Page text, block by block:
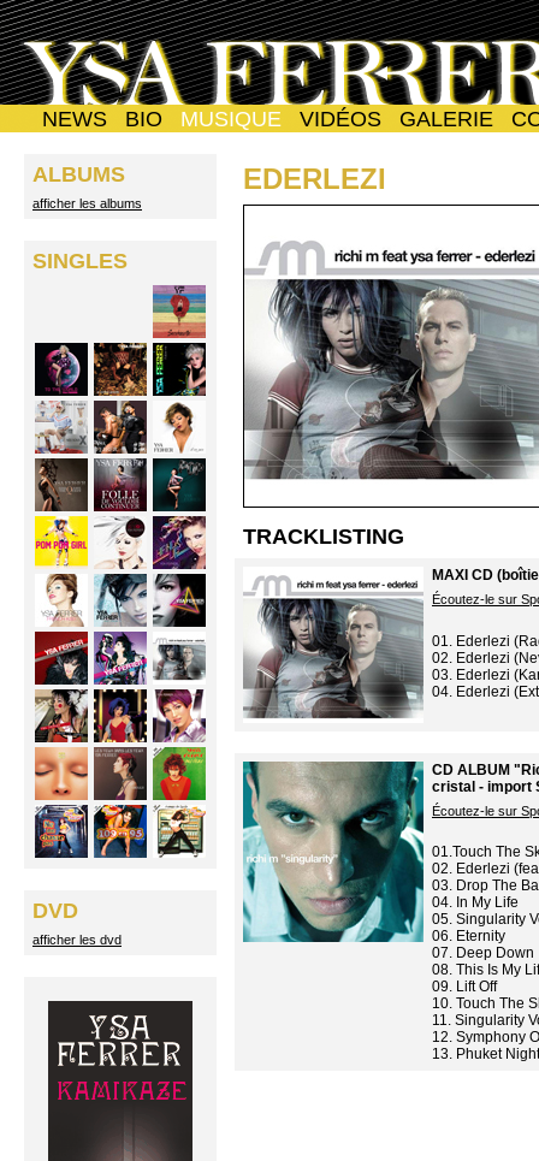
NEWS BIO MUSIQUE VIDÉOS GALERIE
ALBUMS
afficher les albums
SINGLES
DVD
afficher les dvd
EDERLEZI
TRACKLISTING
MAXI CD
Écoutez-le sur
01. Ederlezi
02. Ederlezi
03. Ederlezi
04. Ederlezi
CD ALBUM
cristal - import
Écoutez-le sur
01.Touch The
02. Ederlezi
03. Drop The
04. In My Life
05. Singularity
06. Eternity
07. Deep Down
08. This Is My
09. Lift Off
10. Touch The
11. Singularity
12. Symphony
13. Phuket